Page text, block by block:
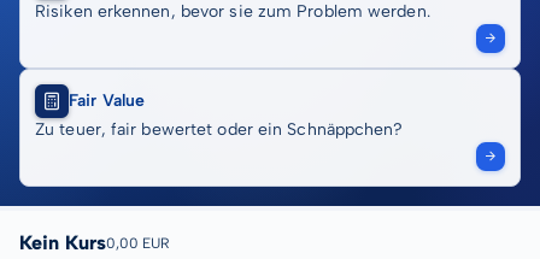
Risiken erkennen, bevor sie zum Problem werden.
Fair Value
Zu teuer, fair bewertet oder ein Schnäppchen?
Kein Kurs0,00 EUR